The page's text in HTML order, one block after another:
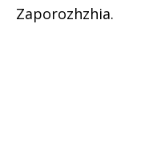
Zaporozhzhia.